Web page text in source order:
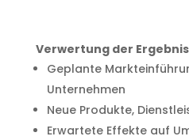
Verwertung der
Geplante
Unternehmen
Neue Produkte,
Erwartete Effekte auf